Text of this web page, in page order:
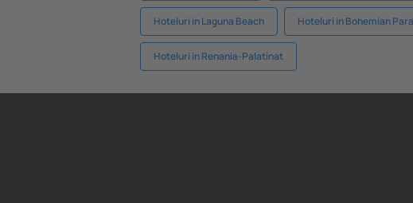
Hoteluri in Laguna Beach Hoteluri in Bohemian
Hoteluri in Renania-Palatinat